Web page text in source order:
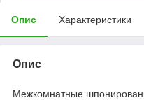
Опис Характеристики
Опис
Межкомнатные